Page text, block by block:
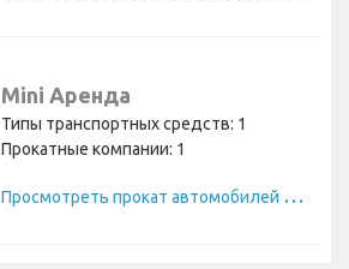
Mini Аренда
Типы транспортных средств: 1
Прокатные компании: 1
П
росмотреть прокат автомобилей Mini